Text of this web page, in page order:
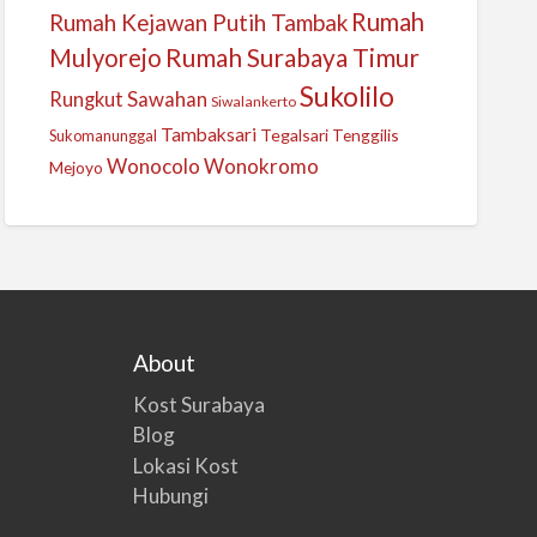
Rumah Kejawan Putih Tambak Rumah
Mulyorejo Rumah Surabaya Timur
Rungkut Sawahan Siwalankerto Sukolilo
Sukomanunggal Tambaksari Tegalsari Tenggilis
Mejoyo WonocoloWonokromo
About
Kost Surabaya
Blog
Lokasi Kost
Hubungi